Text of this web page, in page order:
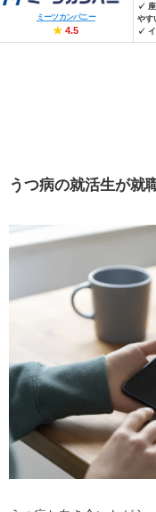
ミーツカンパニー
★ 4.5
✓ 座
やす
✓ イ
うつ病の就活生が就